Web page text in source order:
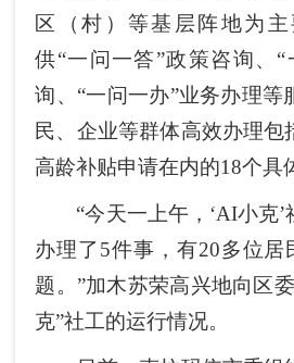
区（村）等基层阵地为
供“一问一答”政策咨询、
询、“一问一办”业务办理等
民、企业等群体高效办理包
高龄补贴申请在内的18个具
“今天一上午，‘AI小克’
办理了5件事，有20多位居
题。”加木苏荣高兴地向区
克”社工的运行情况。